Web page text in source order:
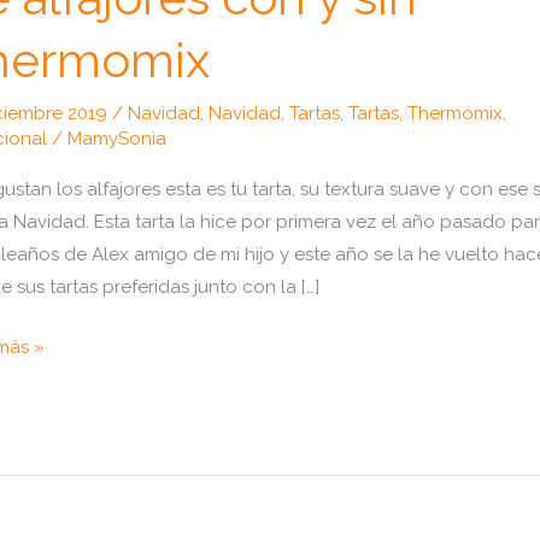
2019/Navidad,Navidad,Tartas,Tartas,Thermomix,
/MamySonia
los alfajores esta es tu tarta, su textura suave y con ese
Navidad. Esta tarta la hice por primera vez el año pasado
de Alex amigo de mi hijo y este año se la he vuelto
sus tartas preferidas junto con la […]
»